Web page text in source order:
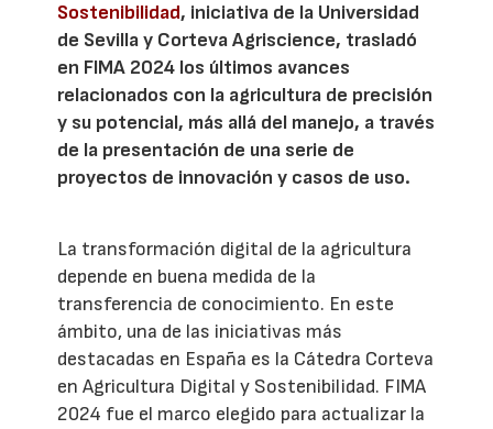
Sostenibilidad, iniciativa de la Universidad
de Sevilla y Corteva Agriscience, trasladó
en FIMA 2024 los últimos avances
relacionados con la agricultura de precisión
y su potencial, más allá del manejo, a través
de la presentación de una serie de
proyectos de innovación y casos de uso.
La transformación digital de la agricultura
depende en buena medida de la
transferencia de conocimiento. En este
ámbito, una de las iniciativas más
destacadas en España es la Cátedra Corteva
en Agricultura Digital y Sostenibilidad. FIMA
2024 fue el marco elegido para actualizar la